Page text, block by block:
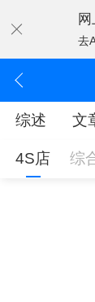
去
综述 文
4S店 综